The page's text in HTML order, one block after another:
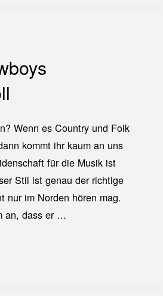
Wenn es Country und Folk
kommt ihr kaum an uns
für die Musik ist
Stil ist genau der richtige
nur im Norden hören mag.
an, dass er …